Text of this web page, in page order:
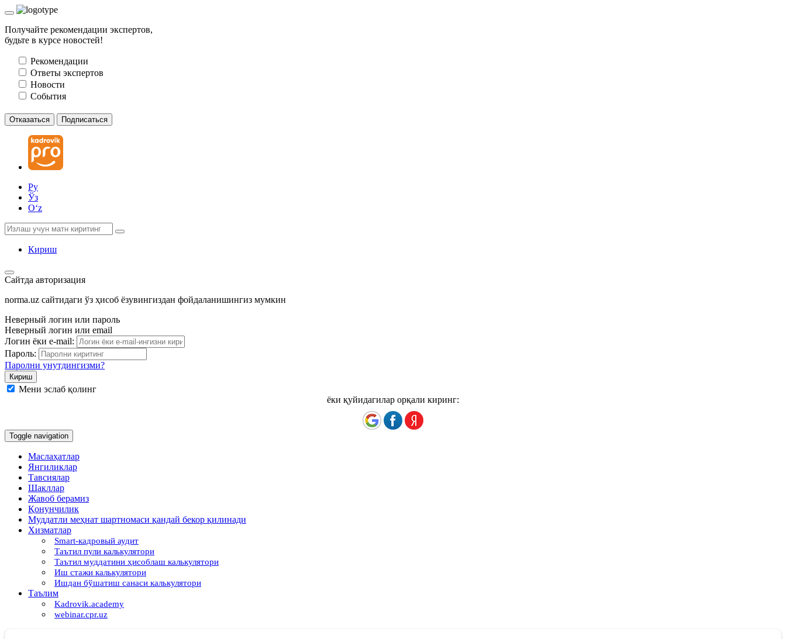
Получайте рекомендации экспертов,
будьте в курсе новостей!
Рекомендации
Ответы экспертов
Новости
События
Отказаться Подписаться
Ру
Ўз
Oʻz
Кириш
Сайтда авторизация
norma.uz сайтидаги ўз ҳисоб ёзувингиздан фойдаланишингиз мумкин
Неверный логин или пароль
Неверный логин или email
Логин ёки e-mail:
Пароль:
Паролни унутдингизми?
Мени эслаб қолинг
ёки қуйидагилар орқали киринг:
Toggle navigation
Маслаҳатлар
Янгиликлар
Тавсиялар
Шакллар
Жавоб берамиз
Қонунчилик
Муддатли меҳнат шартномаси қандай бекор қилинади
Хизматлар
Smart-кадровый аудит
Таътил пули калькулятори
Таътил муддатини ҳисоблаш калькулятори
Иш стажи калькулятори
Ишдан бўшатиш санаси калькулятори
Таълим
Kadrovik.academy
webinar.cpr.uz